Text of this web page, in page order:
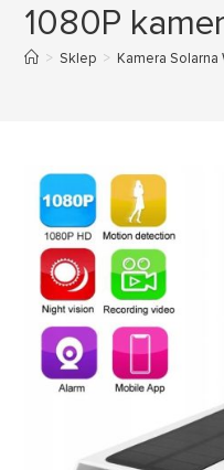
1080P
> Sklep > Kamera Solarna